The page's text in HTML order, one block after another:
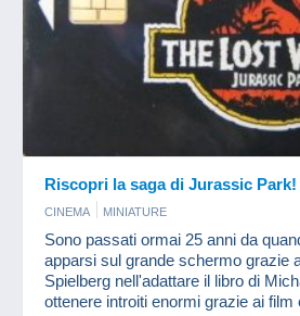
Riscopri la saga di Jurassic Park!
CINEMA MINIATURE
Sono passati ormai 25 anni da
apparsi sul grande schermo grazie
Spielberg nell'adattare il libro di
ottenere introiti enormi grazie ai film